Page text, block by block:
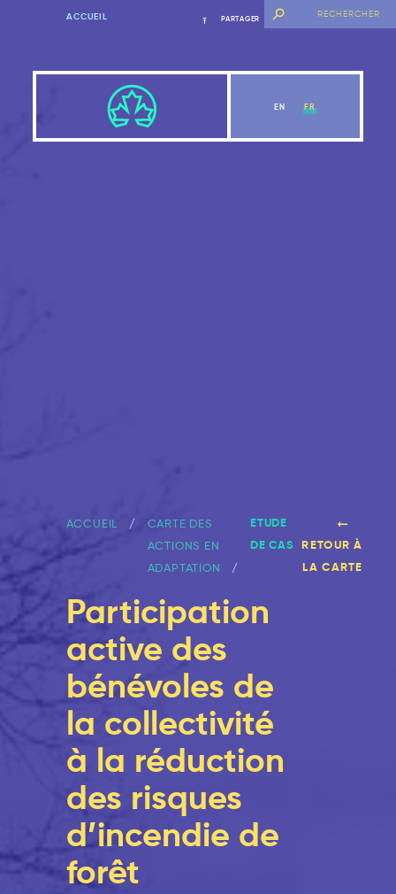
ACCUEIL PARTAGER
EN FR
ACCUEIL
CARTE DES
ACTIONS EN
ADAPTATION
ETUDE
DE CAS
RETOUR À
LA CARTE
Participation
active des
bénévoles de
la collectivité
à la réduction
des risques
d’incendie de
forêt